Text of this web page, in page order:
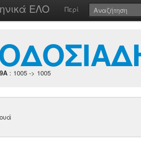
ΕΛΟ Περί
: 1005 -> 1005